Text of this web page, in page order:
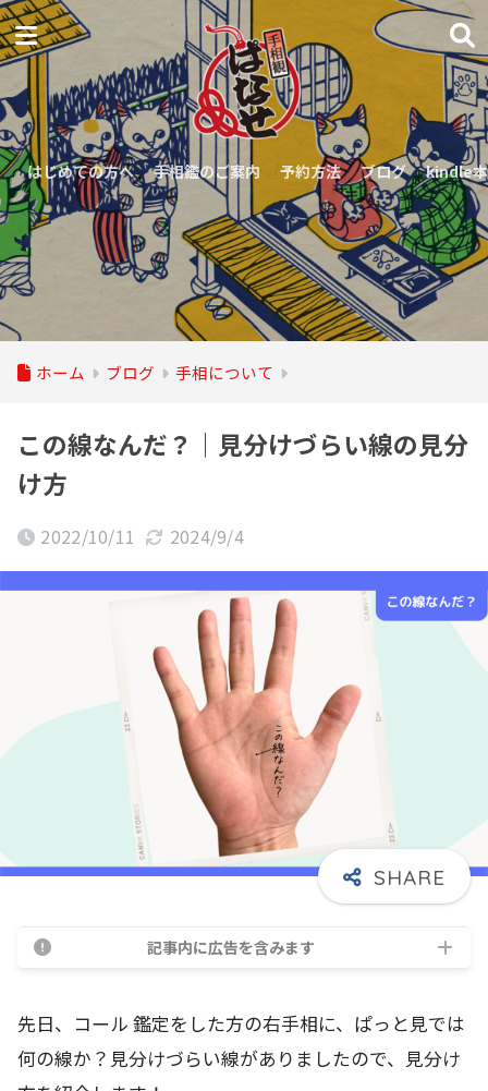
はじめての方へ 手相鑑のご案内 予約方法 ブログ kindle本
ホーム ブログ 手相について
この線なんだ？｜見分けづらい線の見分
け方
2022/10/11 2024/9/4
記事内に広告を含みます
先日、コール 鑑定をした方の右手相に、ぱっと見では
何の線か？見分けづらい線がありましたので、見分け